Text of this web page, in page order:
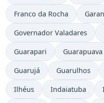
Franco da Rocha
Governador Valadares
Guarapari Guarapuava
Guarujá Guarulhos
Ilhéus Indaiatuba